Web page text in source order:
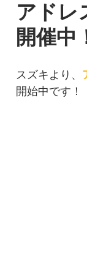
アドレ
開催中
スズキより、
開始中です！